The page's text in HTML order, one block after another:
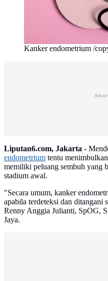
Kanker endometrium /
Liputan6.com, Jakarta -
endometrium tentu
memiliki peluang sembuh yang
stadium awal.
"Secara umum, kanker
apabila terdeteksi dan ditangani
Renny Anggia Julianti, SpOG,
Jaya.